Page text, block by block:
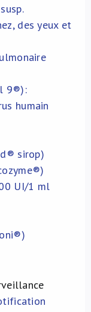
des yeux et
9®):
humain
sirop)
UI/1 ml